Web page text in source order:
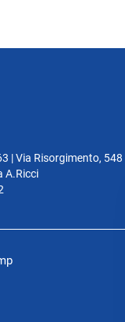
| Via Risorgimento, 548
A.Ricci